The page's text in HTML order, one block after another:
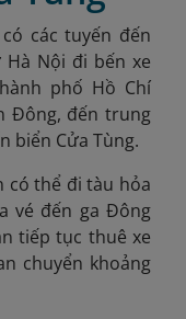
các tuyến đến
Nội đi bến xe
phố Hồ Chí
Đông, đến trung
biển Cửa Tùng.
có thể đi tàu hỏa
vé đến ga Đông
tiếp tục thuê xe
chuyển khoảng